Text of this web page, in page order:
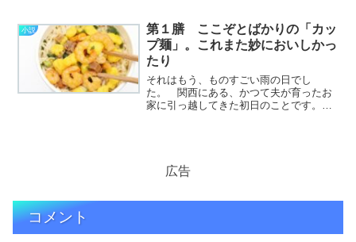
食い物であることがうかがえる。「噛め
ませぬか」その様子を注視………………
～続きを読む～
小説
第１膳 ここぞとばかりの「カッ
プ麺」。これまた妙においしかっ
たり
それはもう、ものすごい雨の日でし
た。 関西にある、かつて夫が育ったお
家に引っ越してきた初日のことです。
逆………………～続きを読む～
広告
コメント